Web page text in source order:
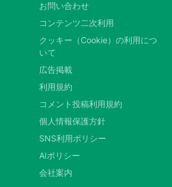
お問い合わせ
コンテンツ二次利用
クッキー（Cookie）の利用につ
いて
広告掲載
利用規約
コメント投稿利用規約
個人情報保護方針
SNS利用ポリシー
AIポリシー
会社案内